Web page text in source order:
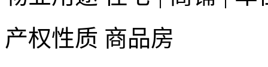
产权性质 商品房